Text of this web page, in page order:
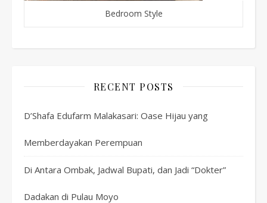
Bedroom Style
RECENT POSTS
D’Shafa Edufarm Malakasari: Oase Hijau yang
Memberdayakan Perempuan
Di Antara Ombak, Jadwal Bupati, dan Jadi “Dokter”
Dadakan di Pulau Moyo